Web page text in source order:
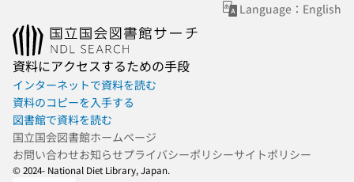
Language：English
資料にアクセスするための手段
インターネットで資料を読む
資料のコピーを入手する
図書館で資料を読む
国立国会図書館ホームページ
お問い合わせお知らせプライバシーポリシーサイトポリシー
© 2024- National Diet Library, Japan.